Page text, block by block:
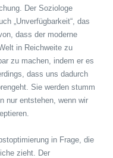
Der Soziologe
„Unverfügbarkeit“, das
dass der moderne
in Reichweite zu
zu machen, indem er es
dass uns dadurch
Sie werden stumm
nur entstehen, wenn wir
in Frage, die
zieht. Der